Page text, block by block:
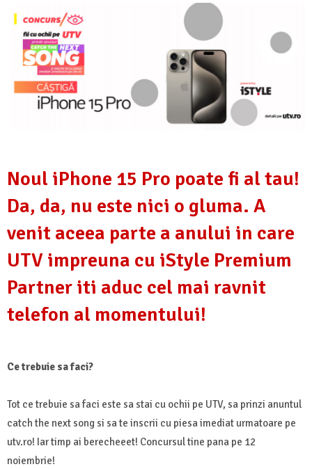
Noul iPhone 15 Pro poate fi al tau!
Da, da, nu este nici o gluma. A
venit aceea parte a anului in care
UTV impreuna cu iStyle Premium
Partner iti aduc cel mai ravnit
telefon al momentului!
Ce trebuie sa faci?
Tot ce trebuie sa faci este sa stai cu ochii pe UTV, sa prinzi anuntul
catch the next song si sa te inscrii cu piesa imediat urmatoare pe
utv.ro! Iar timp ai berecheeet! Concursul tine pana pe 12
noiembrie!